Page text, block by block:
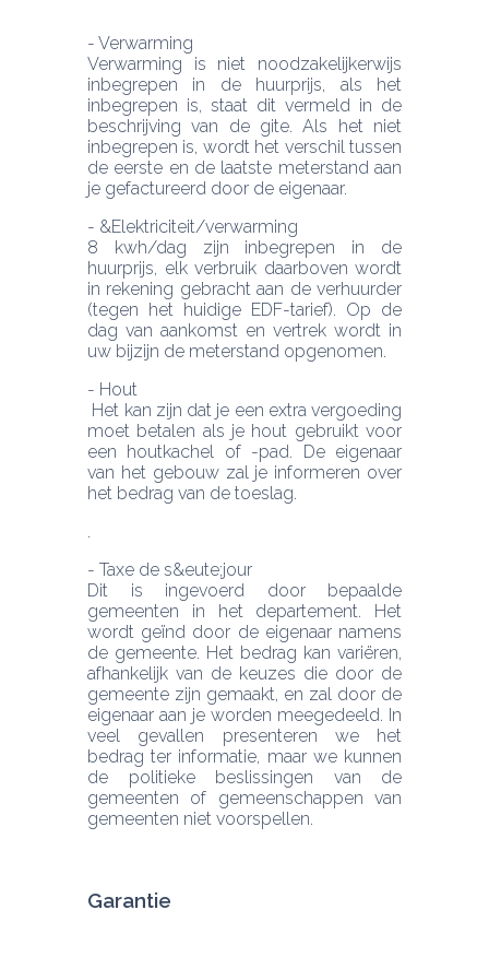
- Verwarming
Verwarming is niet noodzakelijkerwijs
inbegrepen in de huurprijs, als het
inbegrepen is, staat dit vermeld in de
beschrijving van de gite. Als het niet
inbegrepen is, wordt het verschil tussen
de eerste en de laatste meterstand aan
- &Elektriciteit/verwarming
8 kwh/dag zijn inbegrepen in de
huurprijs, elk verbruik daarboven wordt
in rekening gebracht aan de verhuurder
(tegen het huidige EDF-tarief). Op de
dag van aankomst en vertrek wordt in
- Hout
moet betalen als je hout gebruikt voor
een houtkachel of -pad. De eigenaar
van het gebouw zal je informeren over
het bedrag van de toeslag.
- Taxe de s&eute;jour
Dit is ingevoerd door bepaalde
gemeenten in het departement. Het
wordt geïnd door de eigenaar namens
de gemeente. Het bedrag kan variëren,
afhankelijk van de keuzes die door de
gemeente zijn gemaakt, en zal door de
eigenaar aan je worden meegedeeld. In
veel gevallen presenteren we het
bedrag ter informatie, maar we kunnen
de politieke beslissingen van de
gemeenten of gemeenschappen van
gemeenten niet voorspellen.
Garantie